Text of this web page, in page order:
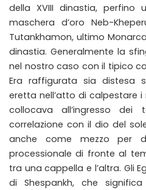
della XVIII dinastia, perfino
maschera d’oro Neb-
Tutankhamon, ultimo
dinastia. Generalmente la
nel nostro caso con il tipico
Era raffigurata sia distesa
eretta nell’atto di calpestare i
collocava all’ingresso
correlazione con il dio del
anche come mezzo per
processionale di fronte al
tra una cappella e l’altra. Gli
di Shespankh, che